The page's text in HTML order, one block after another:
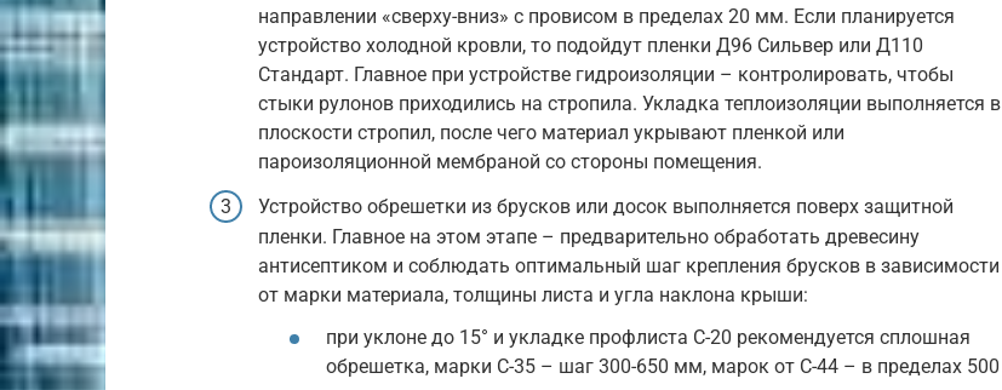
направлении «сверху-вниз» с провисом в пределах 20 мм. Если планируется
устройство холодной кровли, то подойдут пленки Д96 Сильвер или Д110
Стандарт. Главное при устройстве гидроизоляции – контролировать, чтобы
стыки рулонов приходились на стропила. Укладка теплоизоляции выполняется в
плоскости стропил, после чего материал укрывают пленкой или
пароизоляционной мембраной со стороны помещения.
Устройство обрешетки из брусков или досок выполняется поверх защитной
пленки. Главное на этом этапе – предварительно обработать древесину
антисептиком и соблюдать оптимальный шаг крепления брусков в зависимости
от марки материала, толщины листа и угла наклона крыши:
при уклоне до 15° и укладке профлиста С-20 рекомендуется сплошная
обрешетка, марки С-35 – шаг 300-650 мм, марок от С-44 – в пределах 500